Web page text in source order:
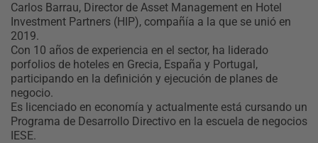
Carlos Barrau, Director de Asset Management en Hotel
Investment Partners (HIP), compañía a la que se unió en
2019.
Con 10 años de experiencia en el sector, ha liderado
porfolios de hoteles en Grecia, España y Portugal,
participando en la definición y ejecución de planes de
negocio.
Es licenciado en economía y actualmente está cursando un
Programa de Desarrollo Directivo en la escuela de negocios
IESE.